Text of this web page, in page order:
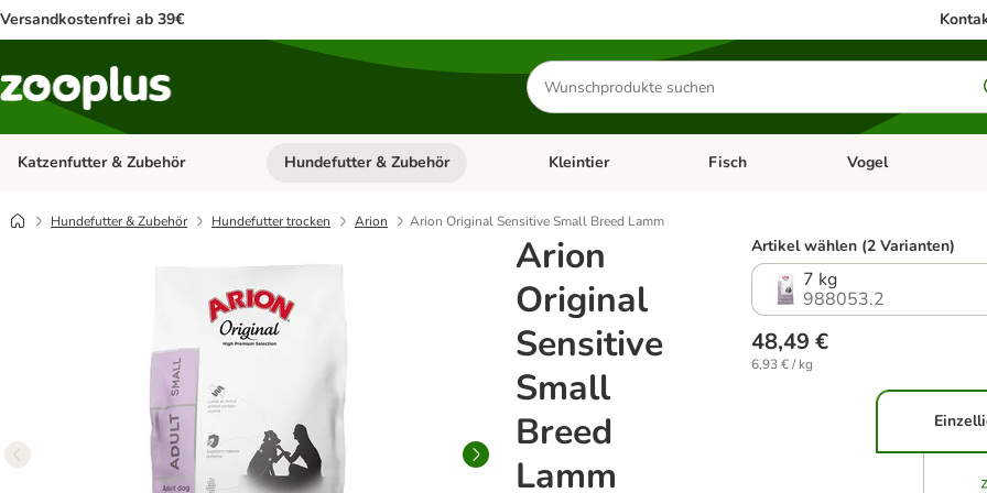
Versandkostenfrei ab 39€
Produkte
suchen
Katzenfutter & Zubehör Kategorie-Menü öffnen: Katzenfutter & Zubehör
Hundefutter & Zubehör Kategorie-Menü öffnen: Hundefutter & Zubehör
Kleintier Kategorie-Menü öffnen: Kleintier
Fisch Kategorie-Menü
Vogel
Hundefutter & Zubehör Hundefutter trocken Arion Arion Original Sensitive Small Breed Lamm
Arion
Original
Sensitive
Small
Breed
Lamm
Artikel wählen (2 Varianten)
7 kg
988053.2
48,49 €
6,93 € / kg